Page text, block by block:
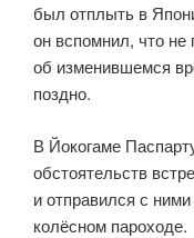
был отплыть в
он вспомнил, что не
об изменившемся
поздно.
В Йокогаме
обстоятельств
и отправился с
колёсном пароходе.